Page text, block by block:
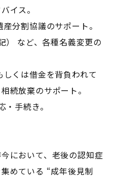
イス。
分割協議のサポート。
など、各種名義変更の
くは借金を背負われて
続放棄のサポート。
手続き。
において、老後の認知症
めている “成年後見制